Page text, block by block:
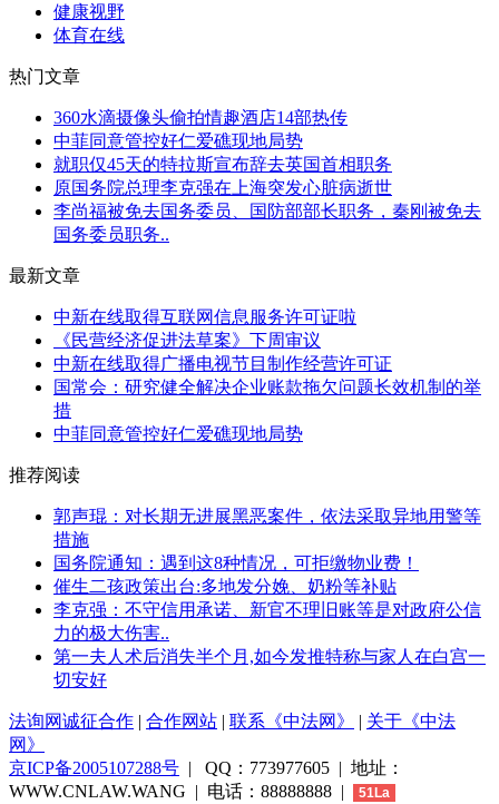
健康视野
体育在线
热门文章
360水滴摄像头偷拍情趣酒店14部热传
中菲同意管控好仁爱礁现地局势
就职仅45天的特拉斯宣布辞去英国首相职务
原国务院总理李克强在上海突发心脏病逝世
李尚福被免去国务委员、国防部部长职务，秦刚被免去
国务委员职务..
最新文章
中新在线取得互联网信息服务许可证啦
《民营经济促进法草案》下周审议
中新在线取得广播电视节目制作经营许可证
国常会：研究健全解决企业账款拖欠问题长效机制的举
措
中菲同意管控好仁爱礁现地局势
推荐阅读
郭声琨：对长期无进展黑恶案件，依法采取异地用警等
措施
国务院通知：遇到这8种情况，可拒缴物业费！
催生二孩政策出台:多地发分娩、奶粉等补贴
李克强：不守信用承诺、新官不理旧账等是对政府公信
力的极大伤害..
第一夫人术后消失半个月,如今发推特称与家人在白宫一
切安好
法询网诚征合作 | 合作网站 | 联系《中法网》 | 关于《中法
网》
京ICP备2005107288号 | QQ：773977605 | 地址：
WWW.CNLAW.WANG | 电话：88888888 |
51La